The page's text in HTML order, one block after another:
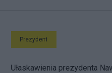
Prezydent
Ułaskawienia prezydenta